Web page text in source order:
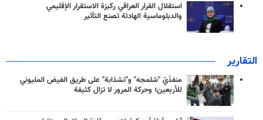
استقلال القرار العراقي ركيزة الاستقرار الإقليمي
والدبلوماسية الهادئة تصنع التأثير
التقارير
منفذَيّ "شلمجه" و"تشذابة" على طريق الفيض المليوني
للأربعين؛ وحركة المرور لا تزال كثيفة